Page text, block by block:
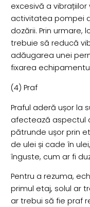
excesivă a
activitatea pompei
dozării. Prin
trebuie să reducă
adăugarea unei
fixarea
(4) Praf
Praful aderă ușor la
afectează aspectul
pătrunde ușor prin
de ulei și cade în
înguste, cum ar fi
Pentru a rezuma,
primul etaj, solul ar
ar trebui să fie praf